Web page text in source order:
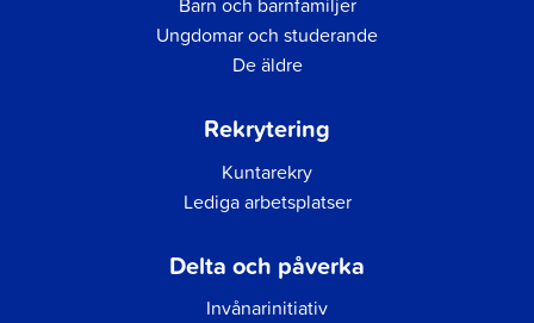
Ungdomar och studerande
De äldre
Rekrytering
Kuntarekry
Lediga arbetsplatser
Delta och påverka
Invånarinitiativ